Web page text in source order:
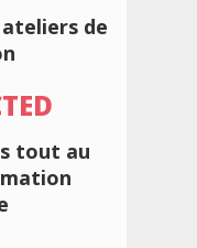
de
tout au